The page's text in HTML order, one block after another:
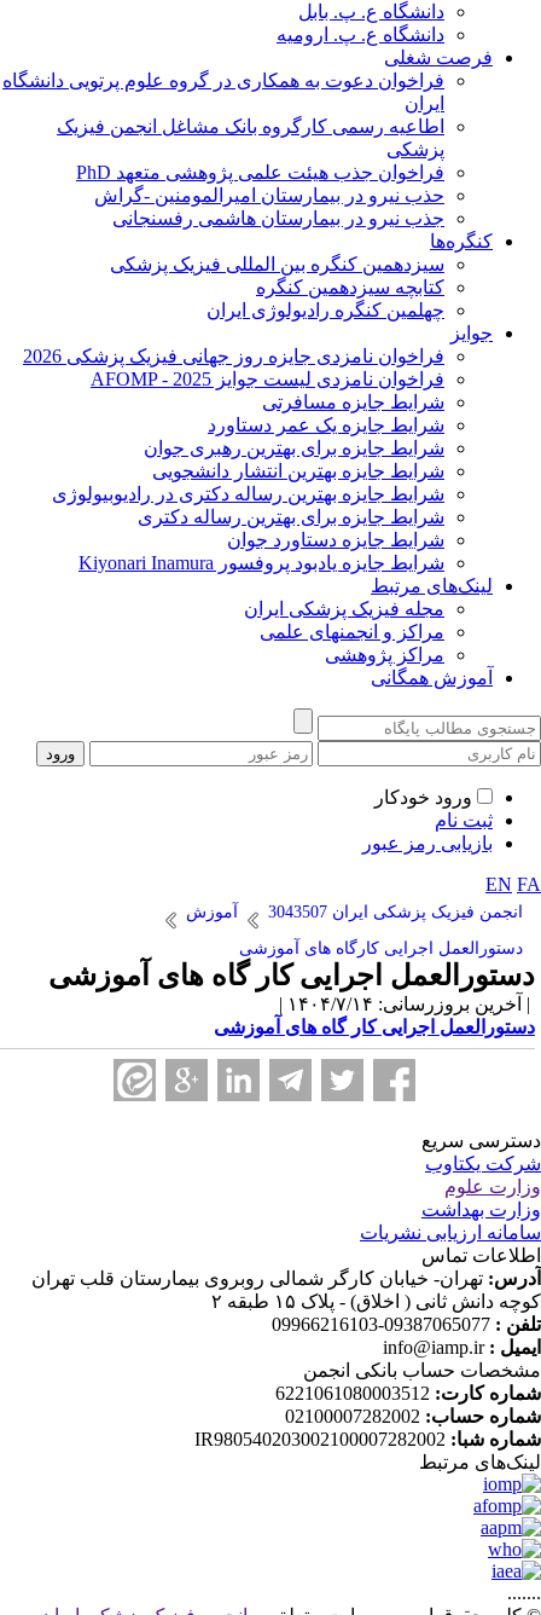
دانشگاه ع. پ. بابل
دانشگاه ع. پ. ارومیه
فرصت شغلی
فراخوان دعوت به همکاری در گروه علوم پرتویی دانشگاه
ایران
اطاعیه رسمی کارگروه بانک مشاغل انجمن فیزیک
پزشکی
فراخوان جذب هیئت علمی پژوهشی متعهد PhD
حذب نیرو در بیمارستان امیرالمومنین -گراش
جذب نیرو در بیمارستان هاشمی رفسنجانی
کنگره‌ها
سیزدهمین کنگره بین المللی فیزیک پزشکی
کتابچه سیزدهمین کنگره
چهلمین کنگره رادیولوژی ایران
جوایز
فراخوان نامزدی جایزه روز جهانی فیزیک پزشکی 2026
فراخوان نامزدی لیست جوایز AFOMP - 2025
شرایط جایزه مسافرتی
شرایط جایزه یک عمر دستاورد
شرایط جایزه برای بهترین رهبری جوان
شرایط جایزه بهترین انتشار دانشجویی
شرایط جایزه بهترین رساله دکتری در رادیوبیولوژی
شرایط جایزه برای بهترین رساله دکتری
شرایط جایزه دستاورد جوان
شرایط جایزه یادبود پروفسور Kiyonari Inamura
لینک‌های مرتبط
مجله فیزیک پزشکی ایران
مراکز و انجمنهای علمی
مراکز پژوهشی
آموزش همگانی
ورود خودکار
ثبت نام
بازیابی رمز عبور
EN
انجمن فیزیک پزشکی ایران 3043507
آموزش
دستورالعمل اجرایی کارگاه های آموزشی
اجرایی کار گاه های آموزشی
بروزرسانی: ۱۴۰۴/۷/۱۴ |
اجرایی کار گاه های آموزشی
سریع
یکتاوب
علوم
بهداشت
ارزیابی نشریات
تماس
تهران- خیابان کارگر شمالی روبروی بیمارستان قلب تهران
دانش ثانی ( اخلاق) - پلاک ۱۵ طبقه ۲
:
09387065077-09966216103
:
info@iamp.ir
حساب بانکی انجمن
کارت:6221061080003512
حساب:02100007282002
شبا:IR980540203002100007282002
مرتبط